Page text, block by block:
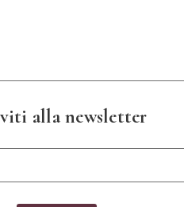
alla newsletter